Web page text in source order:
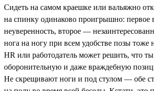
Сидеть на самом краешке или вальяжно
на спинку одинаково проигрышно: первое
неуверенность, второе —
нога на ногу при всем удобстве позы
HR или работодатель может решить, что ты
оборонительную и даже враждебную
Не скрещивают ноги и под стулом — обе